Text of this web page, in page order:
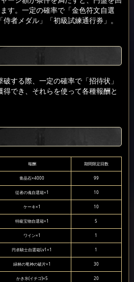
す。一定の確率で「金色符文自選
者メダル」「初級試練通行券」。
する際、一定の確率で「招待状」
得でき、それらを使って各種報酬と
報酬 期間限定回数
青晶石×4000 99
従者の魂自選箱×1 10
ケーキ×1 10
特級宝物自選箱×1 5
ワイン×1 1
円卓騎士自選箱Lv1×1 1
緑林の竜神の破片×1 30
かき氷(イチゴ)×5 20